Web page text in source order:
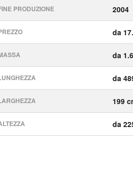
PRODUZIONE 2004
da
da
da
199
da